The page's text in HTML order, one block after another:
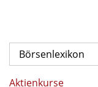
Börsenlexikon
Aktienkurse